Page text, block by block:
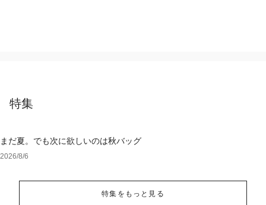
特集
まだ夏。でも次に欲しいのは秋バッグ
2026/8/6
特集をもっと見る